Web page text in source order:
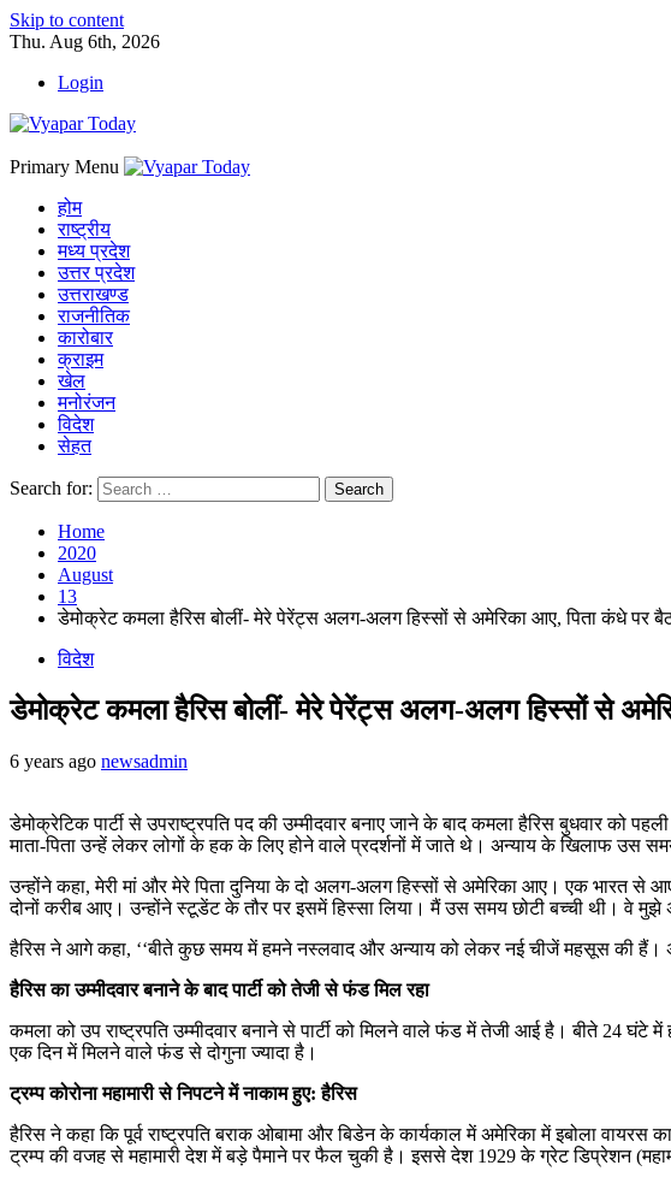
Skip to content
Thu. Aug 6th, 2026
Login
Primary Menu
होम
राष्ट्रीय
मध्य प्रदेश
उत्तर प्रदेश
उत्तराखण्ड
राजनीतिक
कारोबार
क्राइम
खेल
मनोरंजन
विदेश
सेहत
Search for:
Home
2020
August
13
डेमोक्रेट कमला हैरिस बोलीं- मेरे पेरेंट्स अलग-अलग हिस्सों से अमेरिका आए, पिता कंधे पर
विदेश
डेमोक्रेट कमला हैरिस बोलीं- मेरे पेरेंट्स अलग-अलग हिस्सों से
6 years ago newsadmin
डेमोक्रेटिक पार्टी से उपराष्ट्रपति पद की उम्मीदवार बनाए जाने के बाद कमला हैरिस बुधवार को
माता-पिता उन्हें लेकर लोगों के हक के लिए होने वाले प्रदर्शनों में जाते थे। अन्याय के खिलाफ उस
उन्होंने कहा, मेरी मां और मेरे पिता दुनिया के दो अलग-अलग हिस्सों से अमेरिका आए। एक भारत
दोनों करीब आए। उन्होंने स्टूडेंट के तौर पर इसमें हिस्सा लिया। मैं उस समय छोटी बच्ची थी। वे
हैरिस ने आगे कहा, ‘‘बीते कुछ समय में हमने नस्लवाद और अन्याय को लेकर नई चीजें महसूस की हैं।
हैरिस का उम्मीदवार बनाने के बाद पार्टी को तेजी से फंड मिल रहा
कमला को उप राष्ट्रपति उम्मीदवार बनाने से पार्टी को मिलने वाले फंड में तेजी आई है। बीते 24
एक दिन में मिलने वाले फंड से दोगुना ज्यादा है।
ट्रम्प कोरोना महामारी से निपटने में नाकाम हुए: हैरिस
हैरिस ने कहा कि पूर्व राष्ट्रपति बराक ओबामा और बिडेन के कार्यकाल में अमेरिका में इबोला
ट्रम्प की वजह से महामारी देश में बड़े पैमाने पर फैल चुकी है। इससे देश 1929 के ग्रेट डिप्रेशन